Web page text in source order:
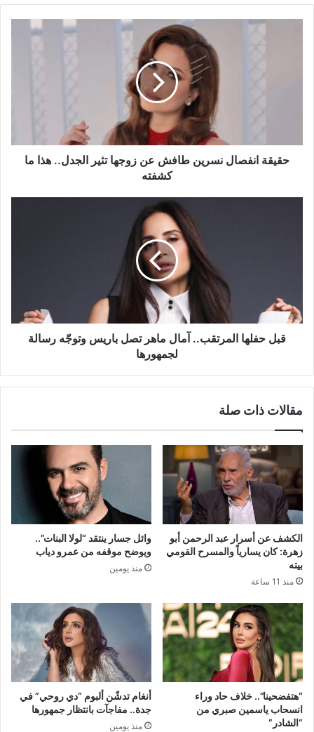
هذا
حقيقة انفصال نسرين طافش عن زوجها تثير الجدل.. هذا ما
كشفته
وتوجّه
رسالة
لجمهورهاقبل حفلها المرتقب.. آمال ماهر تصل باريس وتوجّه رسالة
لجمهورها
مقالات ذات صلة
الكشف عن أسرار عبد الرحمن أبو
زهرة: كان يسارياً والمسرح القومي
بيته
منذ 11 ساعة
وائل جسار ينتقد “لولا البنات”..
ويوضح موقفه من عمرو دياب
منذ يومين
“هتفضحينا”.. خلاف حاد وراء
انسحاب ياسمين صبري من
“الشادر”
أنغام تدشّن ألبوم “دي روحي” في
جدة.. مفاجآت بانتظار جمهورها
منذ يومين